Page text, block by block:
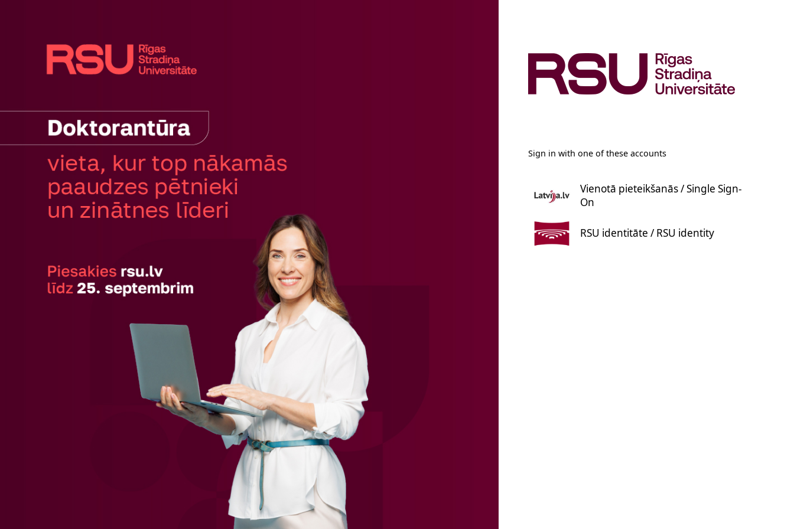
Sign in with one of these accounts
Vienotā pieteikšanās / Single Sign-
On
RSU identitāte / RSU identity